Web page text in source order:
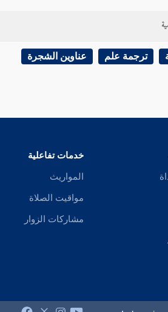
ترجمة علم عناوين الشجرة
خدمات تفاعلية
المواريث
مواقيت الصلاة
مشاركات الزوار